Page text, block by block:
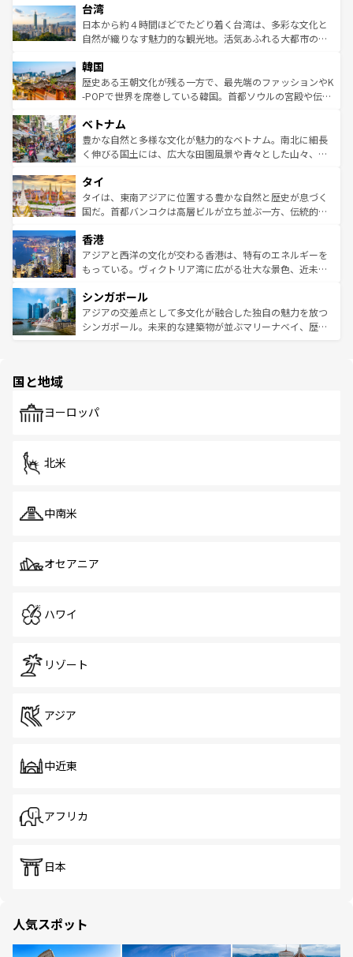
ならではの贅沢な旅のスタイルだ。 なお、新着のアメリカ
情報はコンテンツ一覧を参照してほしい。
れるおもてなしの心で訪れる人々を迎えてくれるハワイの
人々、おいしいローカルフードやハワイアンミュージッ
ク、伝統的なフラダンスなど、すべてがハワイの魅力を彩
ワイを、存分に味わってほしい。 なお、新着のハワイ情報
はコンテンツ一覧を参照してほしい。
リアリーフや大陸中央部にそびえるウルル（エアーズロッ
ク）、タスマニアの美しい原生林やケアンズの熱帯雨林な
ど、見どころがたくさん。また、カフェやワイン、オージ
いる。アクティビティも充実しており、サーフィンやダイ
ビング、ハイキングなど、アウトドア好きにはたまらな
い。オーストラリアの多彩な魅力を存分に味わいつくそ
参照してほしい。
台湾
日本から約４時間ほどでたどり着く台湾は、多彩な文化と
自然が織りなす魅力的な観光地。活気あふれる大都市の台
ン）、静ひつな山岳地帯である台湾東部など、都市の喧騒
と山間の静けさが共存しており、訪れる人に新しい発見と
驚きをもたらしてくれる。また、奥深い台湾の食文化も魅
容にもいいと評判のスイーツなど、バラエティ豊かな料理
が味わえる。 なお、新着の台湾情報は コンテンツ一覧を参
照してほしい。
韓国
歴史ある王朝文化が残る一方で、最先端のファッションやK
-POPで世界を席巻している韓国。首都ソウルの宮殿や伝統
き、地方に足を延ばせば四季折々の自然美を楽しむことが
できる。そして、キムチや焼肉、絶品のストリートフード
まで、さまざまな韓国料理が待っている。夜には、韓国な
リティに包まれながら、韓国の多彩な魅力を心ゆくまで味
わってみてほしい。 なお、新着の韓国情報はコンテンツ一
覧を参照してほしい。
ベトナム
豊かな自然と多様な文化が魅力的なベトナム。南北に細長
く伸びる国土には、広大な田園風景や青々とした山々、世
急速な発展と共に伝統が息づく。ハノイの古い町並みやホ
ーチミン市のフランス統治時代の建物も、独特の雰囲気を
醸し出している。また、バラエティの豊かさとおいしさで
とつ。フォーやバインミー、ベトナムコーヒーなどは、ぜ
ひ現地で味わいたい。どの地域を訪れてもあたたかい人々
が旅行者を迎えてくれるので、きっと忘れられない旅にな
参照してほしい。
タイ
タイは、東南アジアに位置する豊かな自然と歴史が息づく
国だ。首都バンコクは高層ビルが立ち並ぶ一方、伝統的な
の活気が交差している。北部ではチェンマイなどの山岳地
帯で自然と触れ合い、南部ではプーケットやクラビの美し
いビーチでリゾート気分を楽しむことができる。タイ料理
激する。気候は一年中温暖で、どの季節にも異なる楽しみ
が待っている。親しみやすいタイの人々、仏教を中心とし
た文化、そして多様な観光資源が、訪れる旅人を魅了し続
香港
アジアと西洋の文化が交わる香港は、特有のエネルギーを
もっている。ヴィクトリア湾に広がる壮大な景色、近未来
み、どこを訪れても感動するはず。観光スポットが密集し
ており、効率よく見どころを回れるのも魅力。息をのむよ
うな絶景から文化的な体験まで、香港を存分に楽しみ尽く
シンガポール
アジアの交差点として多文化が融合した独自の魅力を放つ
シンガポール。未来的な建築物が並ぶマリーナベイ、歴史
で、ホーカーズは地元の風情を楽しめる外せないスポット
国と地域
ヨーロッパ
北米
中南米
オセアニア
ハワイ
リゾート
アジア
中近東
アフリカ
日本
人気スポット